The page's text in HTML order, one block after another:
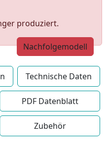
produziert.
Nachfolgemodell
Technische Daten
PDF Datenblatt
Zubehör